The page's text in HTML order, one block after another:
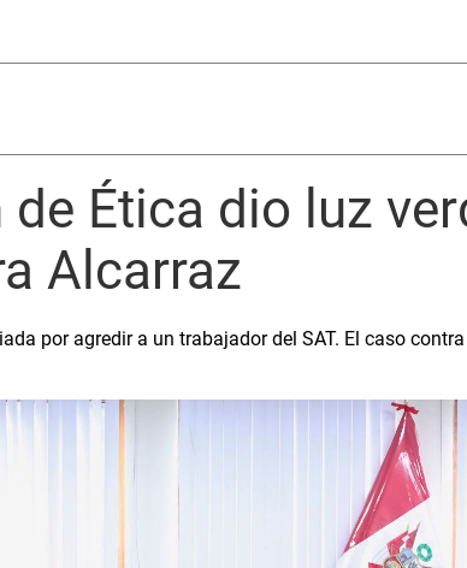
Ética dio luz
Alcarraz
por agredir a un trabajador del SAT. El caso